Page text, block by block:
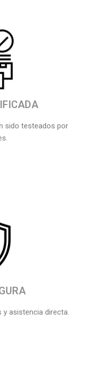
sido testeados por
asistencia directa.